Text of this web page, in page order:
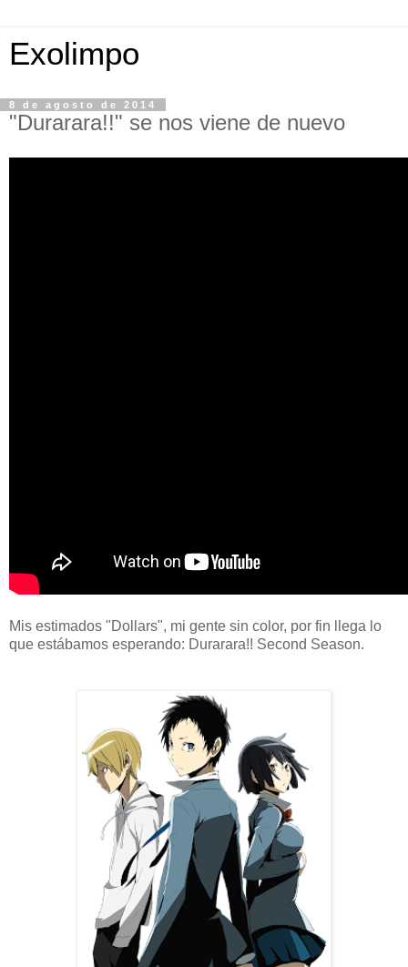
Exolimpo
8 de agosto de 2014
"Durarara!!" se nos viene de nuevo
Mis estimados "Dollars", mi gente sin color, por fin llega lo
que estábamos esperando: Durarara!! Second Season.